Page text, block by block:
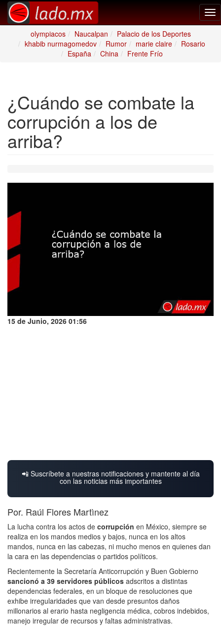
olympiacos
Naucalpan
Palacio de los Deportes
khabib nurmagomedov
Rumor marie claire
Rosario
España
China Frente Frío
¿Cuándo se combate la
corrupción a los de
arriba?
15 de Junio, 2026 01:56
📲 Suscríbete a nuestras notificaciones y mantente al día
con las noticias más importantes
Por. Raúl Flores Martìnez
La lucha contra los actos de corrupción en México, siempre se
realiza en los mandos medios y bajos, nunca en los altos
mandos, nunca en las cabezas, ni mucho menos en quienes dan
la cara en las dependencias o partidos políticos.
Recientemente la Secretaría Anticorrupción y Buen Gobierno
sancionó a 39 servidores públicos adscritos a distintas
dependencias federales, en un bloque de resoluciones que
exhibe irregularidades que van desde presuntos daños
millonarios al erario hasta negligencia médica, cobros indebidos,
manejo irregular de recursos y faltas administrativas.